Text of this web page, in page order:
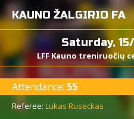
KAUNO ŽALGIRIO FA
Saturday,
LFF Kauno treniruočių
Attendance: 55
Referee: Lukas Ruseckas